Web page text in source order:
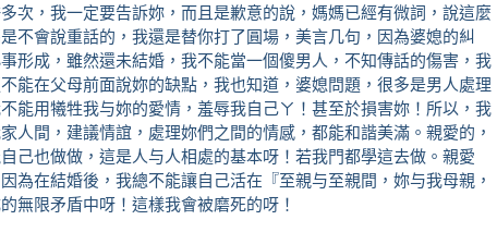
次，我一定要告訴妳，而且是歉意的說，媽媽已經有微詞，說這麼
不會說重話的，我還是替你打了圓場，美言几句，因為婆媳的糾
形成，雖然還未結婚，我不能當一個傻男人，不知傳話的傷害，我
能在父母前面說妳的缺點，我也知道，婆媳問題，很多是男人處理
能用犧牲我与妳的愛情，羞辱我自己ㄚ！甚至於損害妳！所以，我
人間，建議情誼，處理妳們之間的情感，都能和諧美滿。親愛的，
己也做做，這是人与人相處的基本呀！若我門都學這去做。親愛
為在結婚後，我總不能讓自己活在『至親与至親間，妳与我母親，
無限矛盾中呀！這樣我會被磨死的呀！